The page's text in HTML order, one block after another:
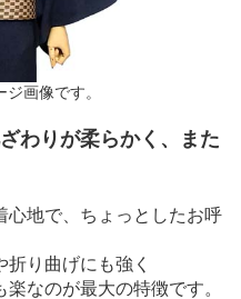
画像です。
わりが柔らかく、また
心地で、ちょっとしたお呼
り曲げにも強く
なのが最大の特徴です。